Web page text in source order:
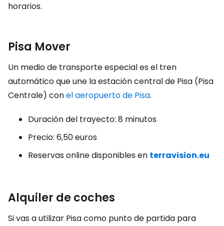
horarios.
Pisa Mover
Un medio de transporte especial es el tren
automático que une la estación central de Pisa (Pisa
Centrale) conel aeropuerto de Pisa.
Duración del trayecto: 8 minutos
Precio: 6,50 euros
Reservas online disponibles en terravision.eu
Alquiler de coches
Si vas a utilizar Pisa como punto de partida para